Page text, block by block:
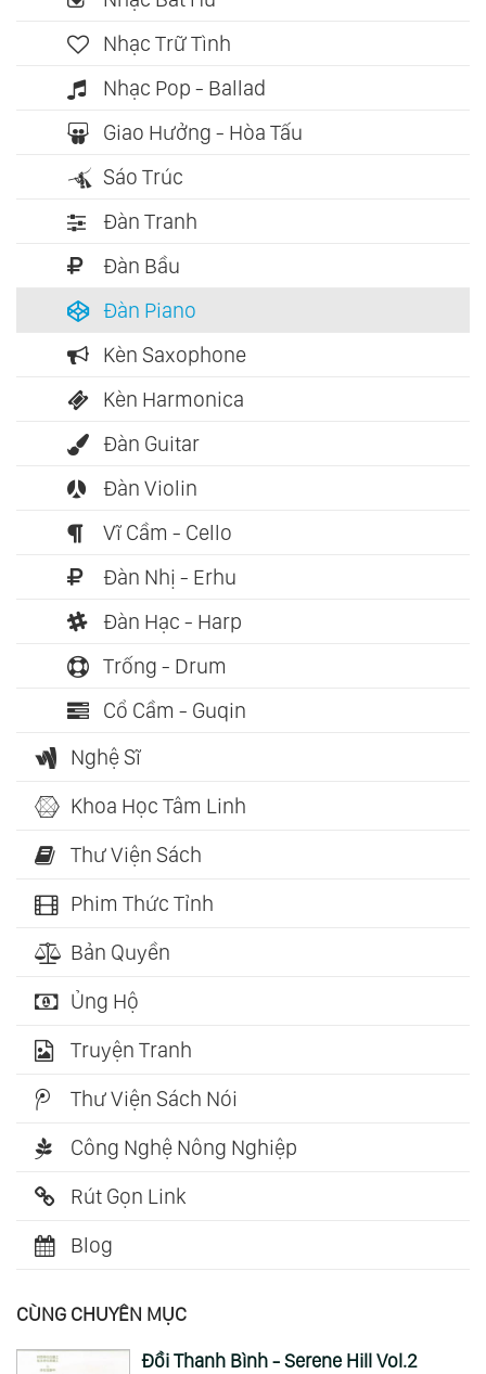
Nhạc Trữ Tình
Nhạc Pop - Ballad
Giao Hưởng - Hòa Tấu
Sáo Trúc
Đàn Tranh
Đàn Bầu
Đàn Piano
Kèn Saxophone
Kèn Harmonica
Đàn Guitar
Đàn Violin
Vĩ Cầm - Cello
Đàn Nhị - Erhu
Đàn Hạc - Harp
Trống - Drum
Cổ Cầm - Guqin
Nghệ Sĩ
Khoa Học Tâm Linh
Thư Viện Sách
Phim Thức Tỉnh
Bản Quyền
Ủng Hộ
Truyện Tranh
Thư Viện Sách Nói
Công Nghệ Nông Nghiệp
Rút Gọn Link
Blog
CÙNG CHUYÊN MỤC
Đồi Thanh Bình - Serene Hill Vol.2